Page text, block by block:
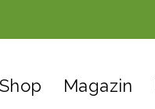
Shop Magazin